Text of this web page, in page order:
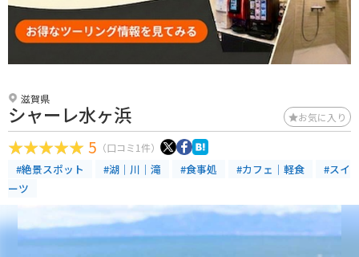
滋賀県
シャーレ水ヶ浜 お気に入り
5 （口コミ1件）
#絶景スポット #湖｜川｜滝 #食事処 #カフェ｜軽食
#スイ
ーツ